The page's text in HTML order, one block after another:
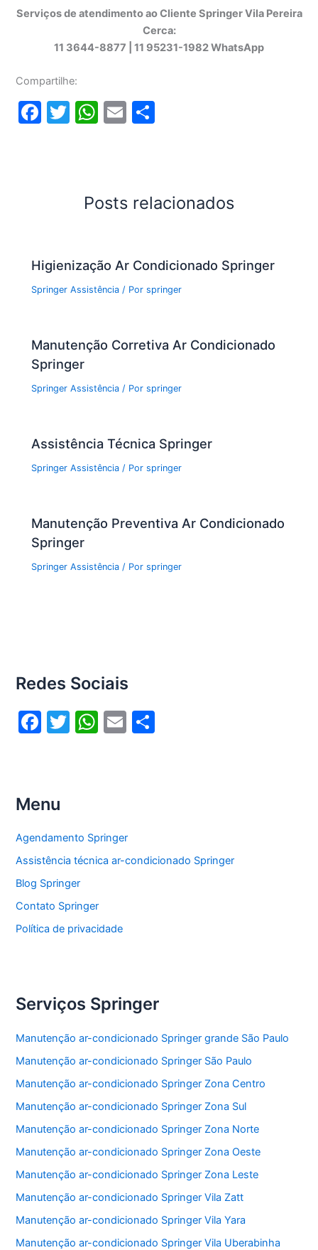
Serviços de atendimento ao Cliente Springer Vila Pereira
Cerca:
11 3644-8877 | 11 95231-1982 WhatsApp
Compartilhe:
F
k
T
W
A
E
Posts relacionados
Higienização Ar Condicionado Springer
Springer Assistência / Porspringer
Manutenção Corretiva Ar Condicionado
Springer
Springer Assistência / Porspringer
Assistência Técnica Springer
Springer Assistência / Porspringer
Manutenção Preventiva Ar Condicionado
Springer
Springer Assistência / Porspringer
Redes Sociais
F
b
o
o
k
T
W
p
p
E
Menu
Agendamento Springer
Assistência técnica ar-condicionado Springer
Blog Springer
Contato Springer
Política de privacidade
Serviços Springer
Manutenção ar-condicionado Springer grande São Paulo
Manutenção ar-condicionado Springer São Paulo
Manutenção ar-condicionado Springer Zona Centro
Manutenção ar-condicionado Springer Zona Sul
Manutenção ar-condicionado Springer Zona Norte
Manutenção ar-condicionado Springer Zona Oeste
Manutenção ar-condicionado Springer Zona Leste
Manutenção ar-condicionado Springer Vila Zatt
Manutenção ar-condicionado Springer Vila Yara
Manutenção ar-condicionado Springer Vila Uberabinha